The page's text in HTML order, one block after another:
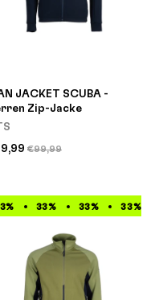
JACKET SCUBA -
Zip-Jacke
€99,99
45% 45% 45%
33% 33% 33%